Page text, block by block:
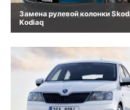
Замена рулевой колонки
Kodiaq